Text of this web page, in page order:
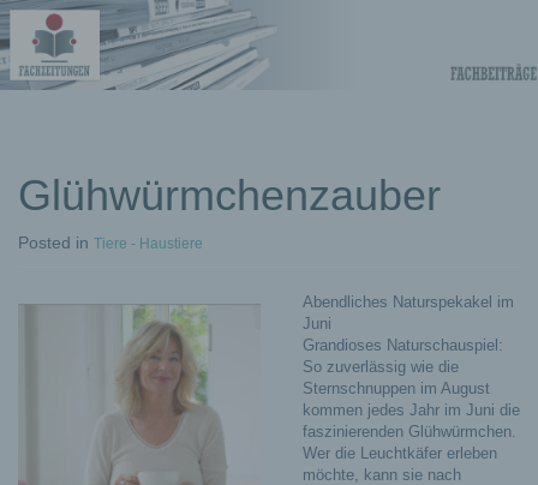
Projekte –
Fachbeiträge
Glühwürmchenzauber
Posted in Tiere - Haustiere
Abendliches Naturspekakel im
Juni
Grandioses Naturschauspiel:
So zuverlässig wie die
Sternschnuppen im August
kommen jedes Jahr im Juni die
faszinierenden Glühwürmchen.
Wer die Leuchtkäfer erleben
möchte, kann sie nach